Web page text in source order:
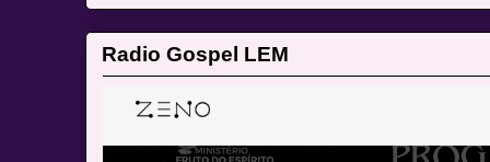
Radio Gospel LEM